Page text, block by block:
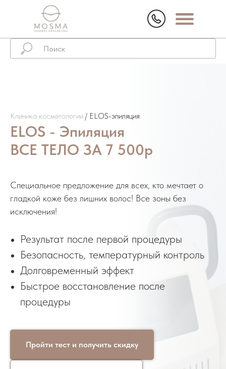
Клиника косметологии / ELOS-эпиляция
ELOS - Эпиляция
ВСЕ ТЕЛО ЗА 7 500р
Специальное предложение для всех, кто мечтает о
гладкой коже без лишних волос! Все зоны без
исключения!
Результат после первой процедуры
Безопасность, температурный контроль
Долговременный эффект
Быстрое восстановление после
процедуры
Пройти тест и получить скидку